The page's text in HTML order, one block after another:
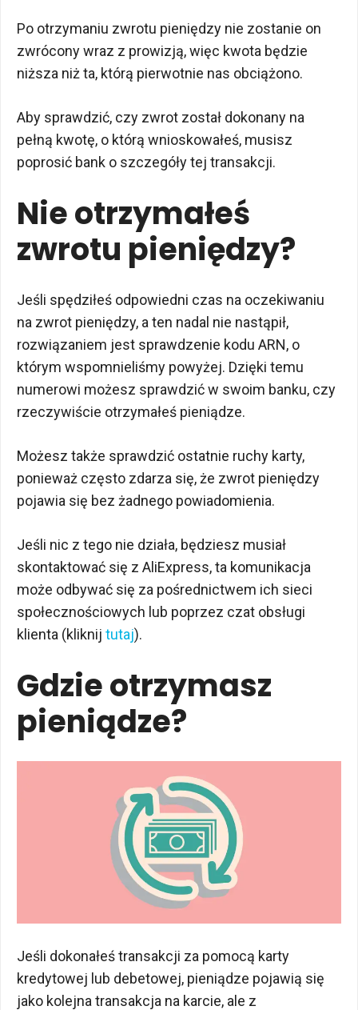
Po otrzymaniu zwrotu pieniędzy nie zostanie on
zwrócony wraz z prowizją, więc kwota będzie
niższa niż ta, którą pierwotnie nas obciążono.
Aby sprawdzić, czy zwrot został dokonany na
pełną kwotę, o którą wnioskowałeś, musisz
poprosić bank o szczegóły tej transakcji.
Nie otrzymałeś
zwrotu pieniędzy?
Jeśli spędziłeś odpowiedni czas na oczekiwaniu
na zwrot pieniędzy, a ten nadal nie nastąpił,
rozwiązaniem jest sprawdzenie kodu ARN, o
którym wspomnieliśmy powyżej. Dzięki temu
numerowi możesz sprawdzić w swoim banku, czy
rzeczywiście otrzymałeś pieniądze.
Możesz także sprawdzić ostatnie ruchy karty,
ponieważ często zdarza się, że zwrot pieniędzy
pojawia się bez żadnego powiadomienia.
Jeśli nic z tego nie działa, będziesz musiał
skontaktować się z AliExpress, ta komunikacja
może odbywać się za pośrednictwem ich sieci
społecznościowych lub poprzez czat obsługi
klienta (kliknij tutaj).
Gdzie otrzymasz
pieniądze?
Jeśli dokonałeś transakcji za pomocą karty
kredytowej lub debetowej, pieniądze pojawią się
jako kolejna transakcja na karcie, ale z